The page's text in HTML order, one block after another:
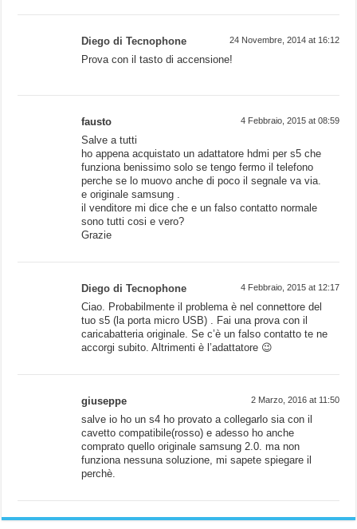
Diego di Tecnophone 24 Novembre, 2014 at 16:12
Prova con il tasto di accensione!
fausto 4 Febbraio, 2015 at 08:59
Salve a tutti
ho appena acquistato un adattatore hdmi per s5 che
funziona benissimo solo se tengo fermo il telefono
perche se lo muovo anche di poco il segnale va via.
e originale samsung .
il venditore mi dice che e un falso contatto normale
sono tutti cosi e vero?
Grazie
Diego di Tecnophone 4 Febbraio, 2015 at 12:17
Ciao. Probabilmente il problema è nel connettore del
tuo s5 (la porta micro USB) . Fai una prova con il
caricabatteria originale. Se c’è un falso contatto te ne
accorgi subito. Altrimenti è l’adattatore 😉
giuseppe 2 Marzo, 2016 at 11:50
salve io ho un s4 ho provato a collegarlo sia con il
cavetto compatibile(rosso) e adesso ho anche
comprato quello originale samsung 2.0. ma non
funziona nessuna soluzione, mi sapete spiegare il
perchè.